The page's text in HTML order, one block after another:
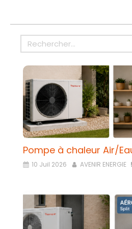
Rechercher
Pompe à chaleur Air/
10 Juil 2026 AVENIR ENERGIE